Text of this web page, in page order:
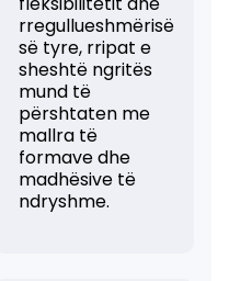
rregullueshmërisë
së tyre, rripat e
sheshtë ngritës
mund të
përshtaten me
mallra të
formave dhe
madhësive të
ndryshme.